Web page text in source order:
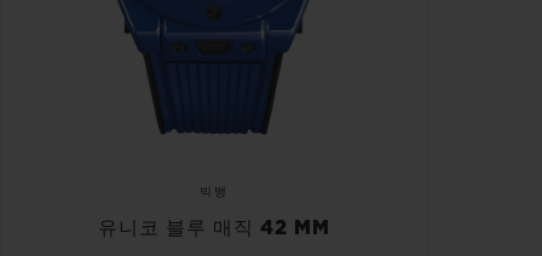
빅뱅
유니코 블루 매직 42 MM